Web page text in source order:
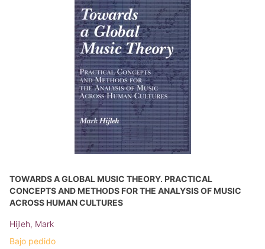
TOWARDS A GLOBAL MUSIC THEORY. PRACTICAL
CONCEPTS AND METHODS FOR THE ANALYSIS OF MUSIC
ACROSS HUMAN CULTURES
Hijleh, Mark
Bajo pedido